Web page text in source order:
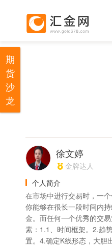
徐文婷
金牌达人
个人简介
在市场中进行交易时，一
你能够在很长一段时间内
金。而任何一个优秀的交
素：1.1、时间框架。2.趋
置。4.确定K线形态，大胆
期
货
沙
龙